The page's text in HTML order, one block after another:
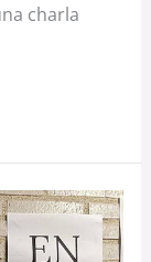
charla